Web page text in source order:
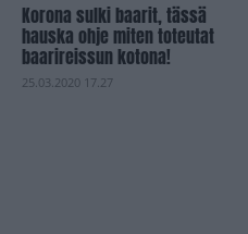
Korona sulki baarit, tässä
hauska ohje miten toteutat
baarireissun kotona!
25.03.2020 17.27